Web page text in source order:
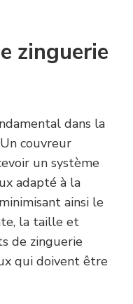
zinguerie
dans la
couvreur
un système
adapté à la
ainsi le
la taille et
de zinguerie
qui doivent être